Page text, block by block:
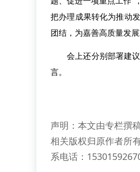
把办理成果转化为推动
团结，为嘉善高质量发展
会上还分别部署建
言。
声明：本文由专栏撰
相关版权归原作者所
系电话：